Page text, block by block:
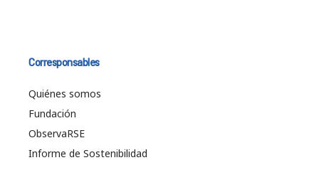
Corresponsables
Quiénes somos
Fundación
ObservaRSE
Informe de Sostenibilidad